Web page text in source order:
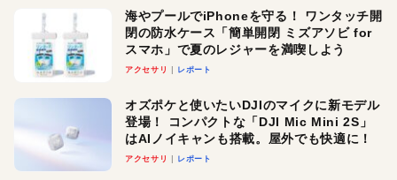
海やプールでiPhoneを守る！ ワンタッチ開
閉の防水ケース「簡単開閉 ミズアソビ for
スマホ」で夏のレジャーを満喫しよう
アクセサリ レポート
オズポケと使いたいDJIのマイクに新モデル
登場！ コンパクトな「DJI Mic Mini 2S」
はAIノイキャンも搭載。屋外でも快適に！
アクセサリ レポート